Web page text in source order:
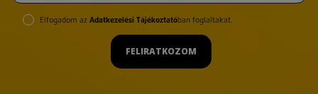
Elfogadom az Adatkezelési Tájékoztatóban foglaltakat.
FELIRATKOZOM